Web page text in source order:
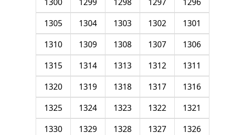
1301
1302
1303
1304
1305
1306
1307
1308
1309
1310
1311
1312
1313
1314
1315
1316
1317
1318
1319
1320
1321
1322
1323
1324
1325
1326
1327
1328
1329
1330